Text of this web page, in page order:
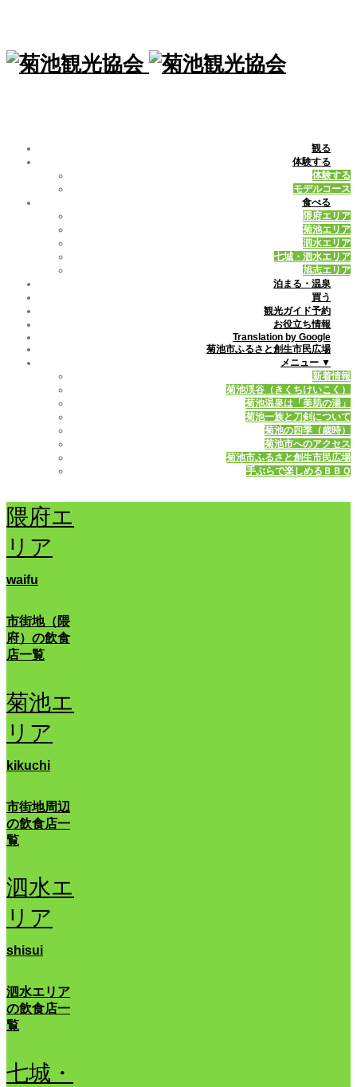
観る
体験する
体験する
モデルコース
食べる
隈府エリア
菊池エリア
泗水エリア
七城・泗水エリア
旭志エリア
泊まる・温泉
買う
観光ガイド予約
お役立ち情報
Translation by Google
菊池市ふるさと創生市民広場
メニュー ▼
新着情報
菊池渓谷（きくちけいこく）
菊池温泉は「美肌の湯」
菊池一族と刀剣について
菊池の四季（歳時）
菊池市へのアクセス
菊池市ふるさと創生市民広場
手ぶらで楽しめるＢＢＱ
隈府エ
リア
waifu
市街地（隈
府）の飲食
店一覧
菊池エ
リア
kikuchi
市街地周辺
の飲食店一
覧
泗水エ
リア
shisui
泗水エリア
の飲食店一
覧
七城・